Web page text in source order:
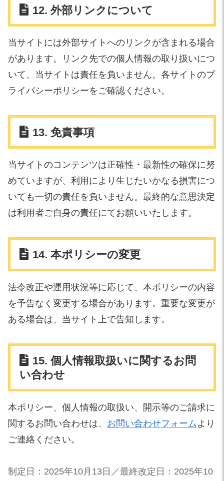
12. 外部リンクについて
当サイトには外部サイトへのリンクが含まれる場合
があります。リンク先での個人情報の取り扱いにつ
いて、当サイトは責任を負いません。各サイトのプ
ライバシーポリシーをご確認ください。
13. 免責事項
当サイトのコンテンツは正確性・最新性の確保に努
めていますが、利用により生じたいかなる損害につ
いても一切の責任を負いません。最終的な意思決定
は利用者ご自身の責任にてお願いいたします。
14. 本ポリシーの変更
法令改正や運用状況等に応じて、本ポリシーの内容
を予告なく変更する場合があります。重要な変更が
ある場合は、当サイト上で告知します。
15. 個人情報取扱いに関するお問
い合わせ
本ポリシー、個人情報の取扱い、開示等のご請求に
関するお問い合わせは、 お問い合わせフォーム より
ご連絡ください。
制定日：2025年10月13日／最終改定日：2025年10